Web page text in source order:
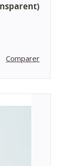
Comparer